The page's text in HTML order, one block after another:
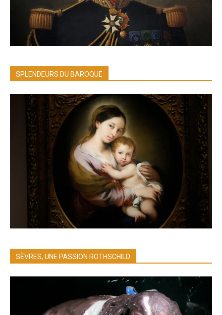
SPLENDEURS DU BAROQUE
SÈVRES, UNE PASSION ROTHSCHILD